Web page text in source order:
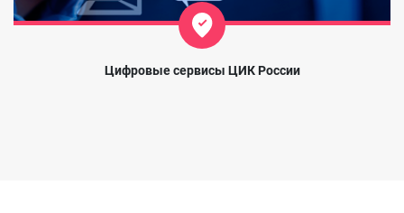
Цифровые сервисы ЦИК России